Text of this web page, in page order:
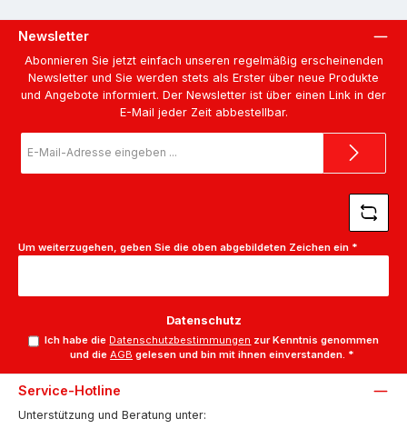
Newsletter
Abonnieren Sie jetzt einfach unseren regelmäßig erscheinenden
Newsletter und Sie werden stets als Erster über neue Produkte
und Angebote informiert. Der Newsletter ist über einen Link in der
E-Mail jeder Zeit abbestellbar.
Mail-
Um weiterzugehen, geben Sie die oben abgebildeten Zeichen ein *
Datenschutz
Ich habe die Datenschutzbestimmungen zur Kenntnis genommen
und dieAGB gelesen und bin mit ihnen einverstanden. *
Service-Hotline
Unterstützung und Beratung unter: